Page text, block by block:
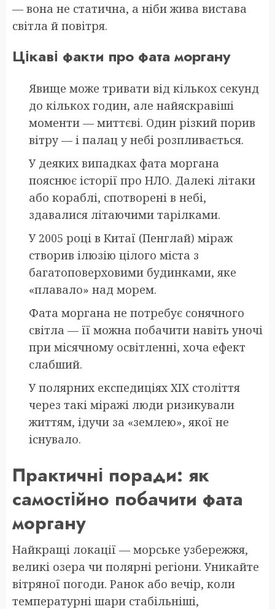
— вона не статична, а ніби жива вистава
світла й повітря.
Цікаві факти про фата моргану
Явище може тривати від кількох секунд
до кількох годин, але найяскравіші
моменти — миттєві. Один різкий порив
вітру — і палац у небі розпливається.
У деяких випадках фата моргана
пояснює історії про НЛО. Далекі літаки
або кораблі, спотворені в небі,
здавалися літаючими тарілками.
У 2005 році в Китаї (Пенглай) міраж
створив ілюзію цілого міста з
багатоповерховими будинками, яке
«плавало» над морем.
Фата моргана не потребує сонячного
світла — її можна побачити навіть уночі
при місячному освітленні, хоча ефект
слабший.
У полярних експедиціях XIX століття
через такі міражі люди ризикували
життям, ідучи за «землею», якої не
існувало.
Практичні поради: як
самостійно побачити фата
моргану
Найкращі локації — морське узбережжя,
великі озера чи полярні регіони. Уникайте
вітряної погоди. Ранок або вечір, коли
температурні шари стабільніші,